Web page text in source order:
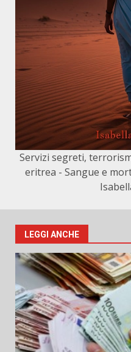
Servizi segreti,
eritrea - Sangue e
LEGGI ANCHE